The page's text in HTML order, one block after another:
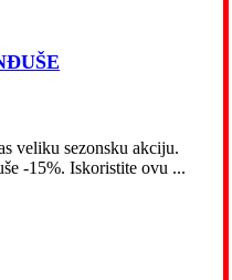
veliku sezonsku akciju.
-15%. Iskoristite ovu ...